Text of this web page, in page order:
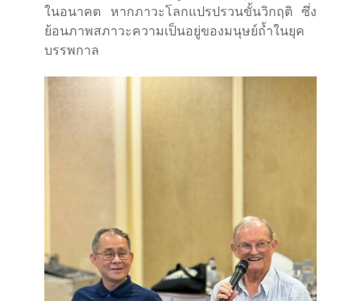
ในอนาคต หากภาวะโลกแปรปรวนขั้นวิกฤติ ซึ่ง
ย้อนภาพสภาวะความเป็นอยู่ของมนุษย์ถ้ำในยุค
บรรพกาล